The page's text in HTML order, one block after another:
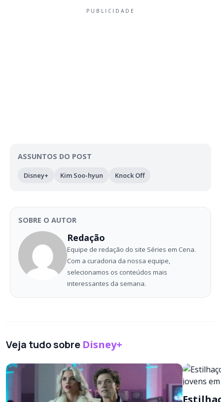
PUBLICIDADE
ASSUNTOS DO POST
Disney+ Kim Soo-hyun Knock Off
SOBRE O AUTOR
Redação
Equipe de redação do site Séries em Cena.
Com a curadoria da nossa equipe,
selecionamos os conteúdos mais
interessantes da semana.
Veja tudo sobre Disney+